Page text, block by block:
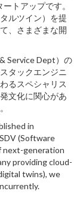
トアップです。
ルツイン）を提
、さまざまな開
Service Dept）の
タックエンジニ
るスペシャリス
文化に関心があ
in
(Software
next-generation
providing cloud-
twins), we